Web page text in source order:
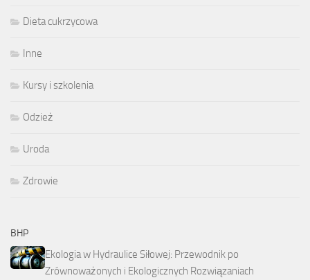
Dieta cukrzycowa
Inne
Kursy i szkolenia
Odzież
Uroda
Zdrowie
BHP
Ekologia w Hydraulice Siłowej: Przewodnik po
Zrównoważonych i Ekologicznych Rozwiązaniach